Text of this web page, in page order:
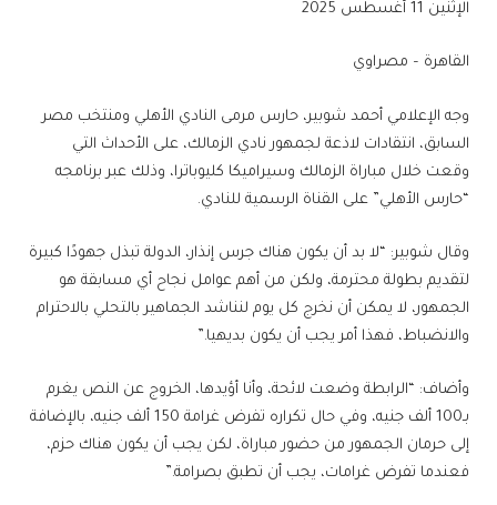
الإثنين 11 أغسطس 2025
القاهرة – مصراوي
وجه الإعلامي أحمد شوبير، حارس مرمى النادي الأهلي ومنتخب مصر
السابق، انتقادات لاذعة لجمهور نادي الزمالك، على الأحداث التي
وقعت خلال مباراة الزمالك وسيراميكا كليوباترا، وذلك عبر برنامجه
“حارس الأهلي” على القناة الرسمية للنادي.
وقال شوبير: “لا بد أن يكون هناك جرس إنذار، الدولة تبذل جهودًا كبيرة
لتقديم بطولة محترمة، ولكن من أهم عوامل نجاح أي مسابقة هو
الجمهور، لا يمكن أن نخرج كل يوم لنناشد الجماهير بالتحلي بالاحترام
والانضباط، فهذا أمر يجب أن يكون بديهيا.”
وأضاف: “الرابطة وضعت لائحة، وأنا أؤيدها، الخروج عن النص يغرم
بـ100 ألف جنيه، وفي حال تكراره تفرض غرامة 150 ألف جنيه، بالإضافة
إلى حرمان الجمهور من حضور مباراة، لكن يجب أن يكون هناك حزم،
فعندما تفرض غرامات، يجب أن تطبق بصرامة.”